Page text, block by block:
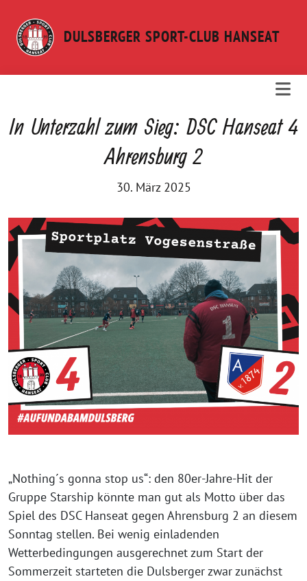
zum
Inhalt
DULSBERGER SPORT-CLUB HANSEAT
In Unterzahl zum Sieg: DSC Hanseat 4
Ahrensburg 2
30. März 2025
„Nothing´s gonna stop us“: den 80er-Jahre-Hit der
Gruppe Starship könnte man gut als Motto über das
Spiel des DSC Hanseat gegen Ahrensburg 2 an diesem
Sonntag stellen. Bei wenig einladenden
Wetterbedingungen ausgerechnet zum Start der
Sommerzeit starteten die Dulsberger zwar zunächst